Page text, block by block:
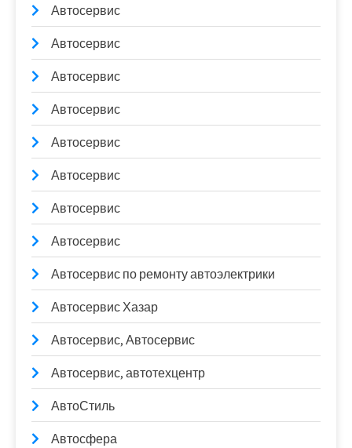
Автосервис
Автосервис
Автосервис
Автосервис
Автосервис
Автосервис
Автосервис
Автосервис
Автосервис по ремонту автоэлектрики
Автосервис Хазар
Автосервис, Автосервис
Автосервис, автотехцентр
АвтоСтиль
Автосфера